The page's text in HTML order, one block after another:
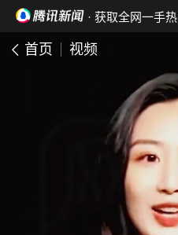
· 获取全网一手
首页 视频